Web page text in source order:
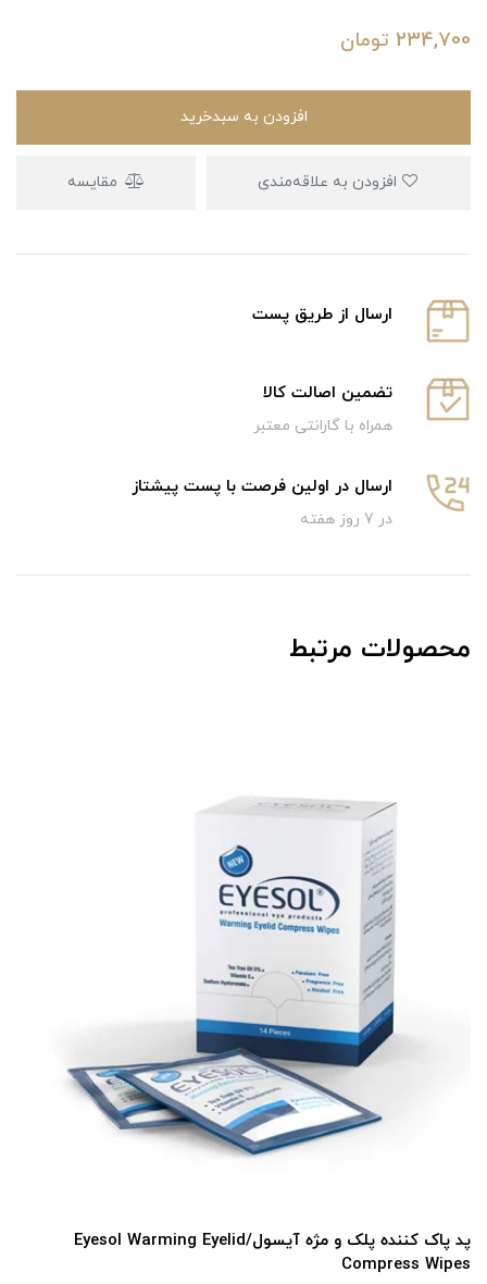
234,700 تومان
افزودن به سبدخرید
مقایسه
ارسال از طریق پست
تضمین اصالت کالا
همراه با گارانتی معتبر
ارسال در اولین فرصت با پست پیشتاز
در 7 روز هفته
محصولات مرتبط
پد پاک کننده پلک و مژه آیسول/Eyesol Warming Eyelid
Compress Wipes